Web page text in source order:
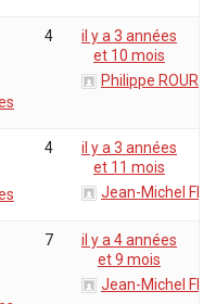
4
il y a 3 années
et 10 mois
Philippe ROURE
4
il y a 3 années
et 11 mois
Jean-Michel
7
il y a 4 années
et 9 mois
Jean-Michel